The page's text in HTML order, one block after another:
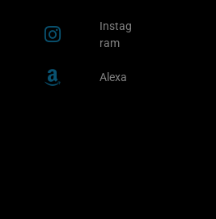
Instag
ram
Alexa